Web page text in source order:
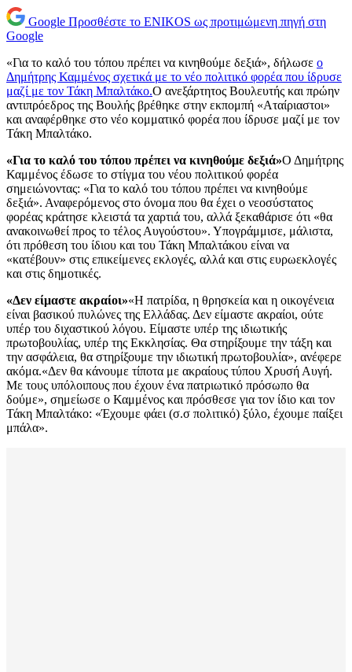
Google Προσθέστε το ENIKOS ως προτιμώμενη πηγή στη
Google
«Για το καλό του τόπου πρέπει να κινηθούμε δεξιά», δήλωσε ο
Δημήτρης Καμμένος σχετικά με το νέο πολιτικό φορέα που ίδρυσε
μαζί με τον Τάκη Μπαλτάκο.Ο ανεξάρτητος Βουλευτής και πρώην
αντιπρόεδρος της Βουλής βρέθηκε στην εκπομπή «Αταίριαστοι»
και αναφέρθηκε στο νέο κομματικό φορέα που ίδρυσε μαζί με τον
Τάκη Μπαλτάκο.
«Για το καλό του τόπου πρέπει να κινηθούμε δεξιά»Ο Δημήτρης
Καμμένος έδωσε το στίγμα του νέου πολιτικού φορέα
σημειώνοντας: «Για το καλό του τόπου πρέπει να κινηθούμε
δεξιά». Αναφερόμενος στο όνομα που θα έχει ο νεοσύστατος
φορέας κράτησε κλειστά τα χαρτιά του, αλλά ξεκαθάρισε ότι «θα
ανακοινωθεί προς το τέλος Αυγούστου». Υπογράμμισε, μάλιστα,
ότι πρόθεση του ίδιου και του Τάκη Μπαλτάκου είναι να
«κατέβουν» στις επικείμενες εκλογές, αλλά και στις ευρωεκλογές
και στις δημοτικές.
«Δεν είμαστε ακραίοι»«Η πατρίδα, η θρησκεία και η οικογένεια
είναι βασικού πυλώνες της Ελλάδας. Δεν είμαστε ακραίοι, ούτε
υπέρ του διχαστικού λόγου. Είμαστε υπέρ της ιδιωτικής
πρωτοβουλίας, υπέρ της Εκκλησίας. Θα στηρίξουμε την τάξη και
την ασφάλεια, θα στηρίξουμε την ιδιωτική πρωτοβουλία», ανέφερε
ακόμα.«Δεν θα κάνουμε τίποτα με ακραίους τύπου Χρυσή Αυγή.
Με τους υπόλοιπους που έχουν ένα πατριωτικό πρόσωπο θα
δούμε», σημείωσε ο Καμμένος και πρόσθεσε για τον ίδιο και τον
Τάκη Μπαλτάκο: «Έχουμε φάει (σ.σ πολιτικό) ξύλο, έχουμε παίξει
μπάλα».